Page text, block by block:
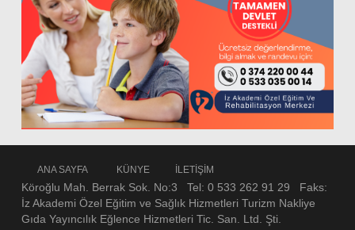
ANA SAYFA KÜNYE İLETİŞİM
Köroğlu Mah. Berrak Sok. No:3 Tel: 0 533 262 91 29 Faks:
İz Akademi Özel Eğitim ve Sağlık Hizmetleri Turizm Nakliye
Gıda Yayıncılık Eğlence Hizmetleri Tic. San. Ltd. Şti.